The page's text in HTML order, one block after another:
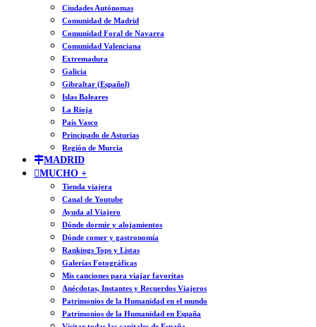
Ciudades Autónomas
Comunidad de Madrid
Comunidad Foral de Navarra
Comunidad Valenciana
Extremadura
Galicia
Gibraltar (Español)
Islas Baleares
La Rioja
País Vasco
Principado de Asturias
Región de Murcia
MADRID
MUCHO +
Tienda viajera
Canal de Youtube
Ayuda al Viajero
Dónde dormir y alojamientos
Dónde comer y gastronomía
Rankings Tops y Listas
Galerías Fotográficas
Mis canciones para viajar favoritas
Anécdotas, Instantes y Recuerdos Viajeros
Patrimonios de la Humanidad en el mundo
Patrimonios de la Humanidad en España